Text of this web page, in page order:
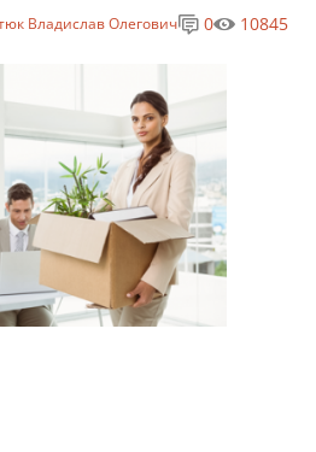
Владислав Олегович
0 10845